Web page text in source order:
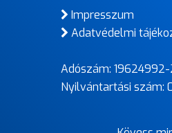
Impresszum
Adatvédelmi
Adószám:
Nyilvántartási szám: